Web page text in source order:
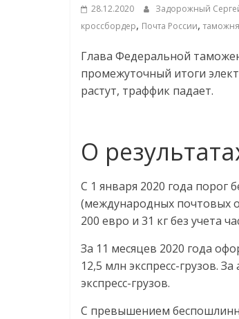
соцсетях.
Нам
как
знать
как
людей
обсудить
эти
изменения
читателем.
28.12.2020 Задорожный
кроссбордер, Почта России, таможня
Глава Федеральной
промежуточный итоги
растут, траффик падает.
О
С 1 января 2020 года
(международных почтовых
200 евро и 31 кг без учета
За 11 месяцев 2020 года
12,5 млн экспресс-грузов.
экспресс-грузов.
С превышением